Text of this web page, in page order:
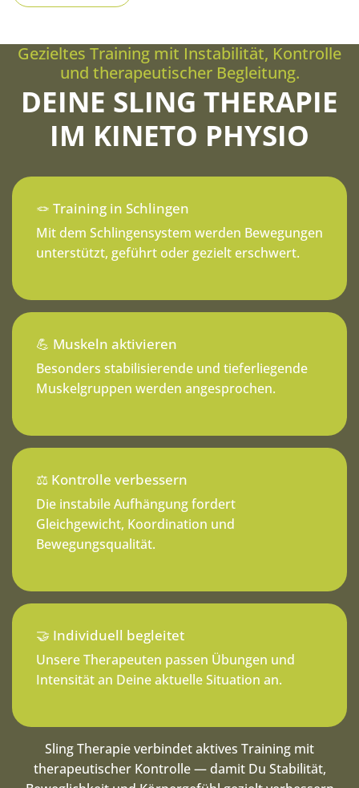
DEINE SLING THERAPIE
IM KINETO PHYSIO
Gezieltes Training mit Instabilität, Kontrolle
und therapeutischer Begleitung.
🪢 Training in Schlingen
Mit dem Schlingensystem werden Bewegungen
unterstützt, geführt oder gezielt erschwert.
💪 Muskeln aktivieren
Besonders stabilisierende und tieferliegende
Muskelgruppen werden angesprochen.
⚖️ Kontrolle verbessern
Die instabile Aufhängung fordert
Gleichgewicht, Koordination und
Bewegungsqualität.
🤝 Individuell begleitet
Unsere Therapeuten passen Übungen und
Intensität an Deine aktuelle Situation an.
Sling Therapie verbindet aktives Training mit
therapeutischer Kontrolle — damit Du Stabilität,